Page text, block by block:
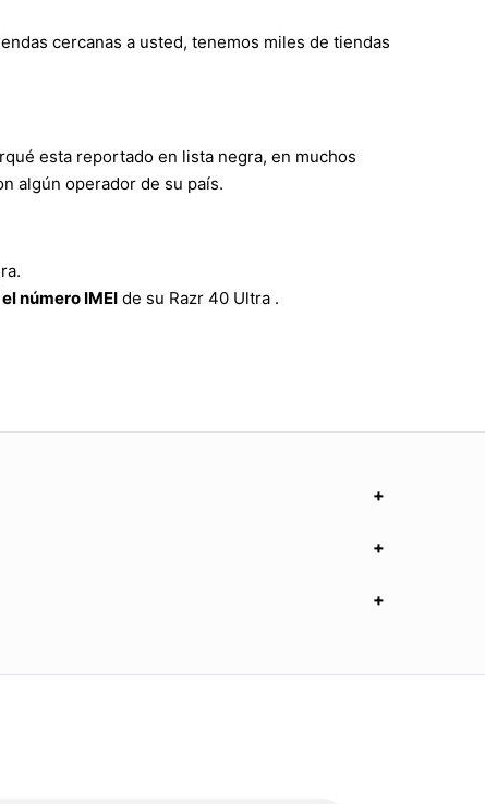
cercanas a usted, tenemos miles de tiendas
esta reportado en lista negra, en muchos
algún operador de su país.
número IMEI de su Razr 40 Ultra .